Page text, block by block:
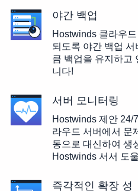
야간 백업
Hostwinds 클라우
되도록 야간 백업
큼 백업을 유지하고
니다!
서버 모니터링
Hostwinds 제안 24/
라우드 서버에서 문
동으로 대신하여 생
Hostwinds 서서 도
즉각적인 확장 성